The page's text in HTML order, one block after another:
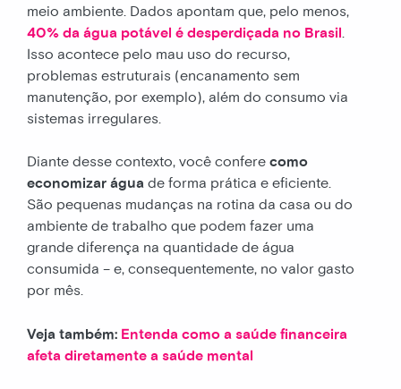
meio ambiente. Dados apontam que, pelo menos,
40% da água potável é desperdiçada no Brasil.
Isso acontece pelo mau uso do recurso,
problemas estruturais (encanamento sem
manutenção, por exemplo), além do consumo via
sistemas irregulares.
Diante desse contexto, você confere como
economizar água de forma prática e eficiente.
São pequenas mudanças na rotina da casa ou do
ambiente de trabalho que podem fazer uma
grande diferença na quantidade de água
consumida – e, consequentemente, no valor gasto
por mês.
Veja também: Entenda como a saúde financeira
afeta diretamente a saúde mental